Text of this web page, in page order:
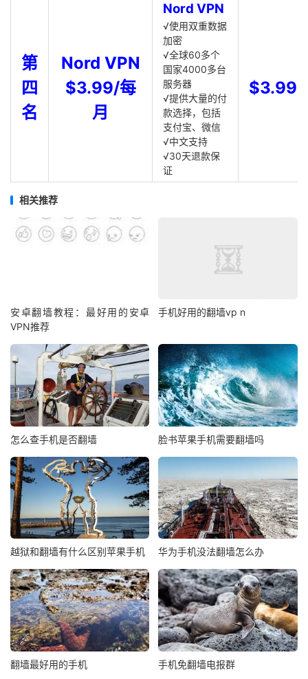
第
四
名
Nord VPN
$3.99/每
月
Nord VPN
√使用双重数据
加密
√全球60多个
国家4000多台
服务器
√提供大量的付
款选择，包括
支付宝、微信
√中文支持
√30天退款保
证
$3.99
相关推荐
安卓翻墙教程：最好用的安卓
VPN推荐
手机好用的翻墙vp n
怎么查手机是否翻墙 脸书苹果手机需要翻墙吗
越狱和翻墙有什么区别苹果手机 华为手机没法翻墙怎么办
翻墙最好用的手机 手机免翻墙电报群